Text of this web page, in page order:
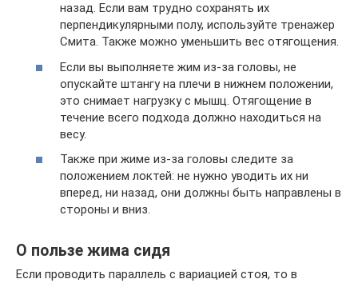
назад. Если вам трудно сохранять их
перпендикулярными полу, используйте тренажер
Смита. Также можно уменьшить вес отягощения.
Если вы выполняете жим из-за головы, не
опускайте штангу на плечи в нижнем положении,
это снимает нагрузку с мышц. Отягощение в
течение всего подхода должно находиться на
весу.
Также при жиме из-за головы следите за
положением локтей: не нужно уводить их ни
вперед, ни назад, они должны быть направлены в
стороны и вниз.
О пользе жима сидя
Если проводить параллель с вариацией стоя, то в